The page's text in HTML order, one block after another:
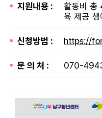
지원내용 :
활동비 총
육 제공 생
신청방법 : https://
문 의 처 : 070-